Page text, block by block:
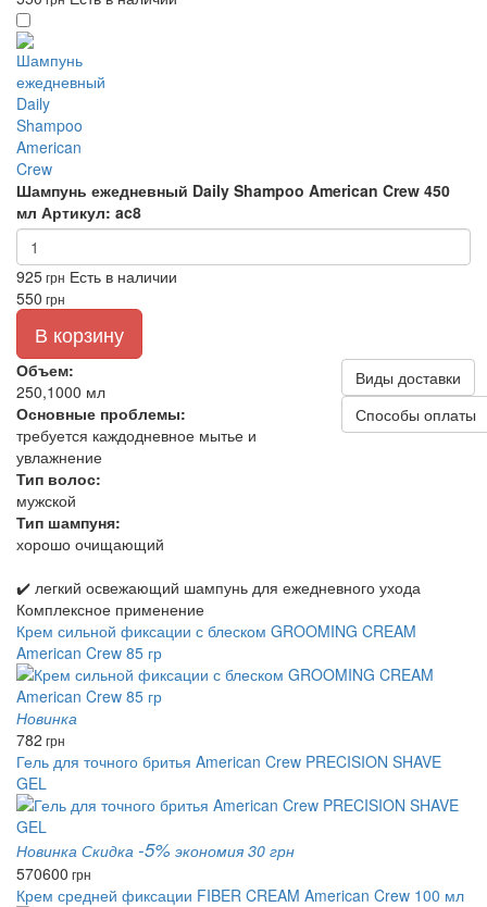
Шампунь ежедневный Daily Shampoo American Crew 450
мл Артикул: ac8
925грн Есть в наличии
550 грн
В корзину
Объем:
250,1000 мл
Основные проблемы:
требуется каждодневное мытье и
увлажнение
Тип волос:
мужской
Тип шампуня:
хорошо очищающий
Виды доставки
Способы оплаты
✔️ легкий освежающий шампунь для ежедневного ухода
Комплексное применение
Крем сильной фиксации с блеском GROOMING CREAM
American Crew 85 гр
Новинка
782 грн
Гель для точного бритья American Crew PRECISION SHAVE
GEL
Новинка Скидка -5% экономия 30 грн
570600 грн
Крем средней фиксации FIBER CREAM American Crew 100 мл